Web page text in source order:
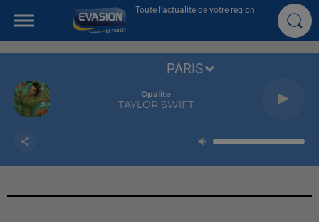
Toute l'actualité de votre région
Opalite
TAYLOR SWIFT
PARIS